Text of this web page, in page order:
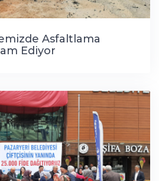
Asfaltlama
Ediyor